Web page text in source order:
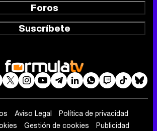
Foros
Suscríbete
Aviso Legal
Política de privacidad
Gestión de cookies Publicidad